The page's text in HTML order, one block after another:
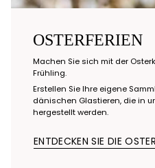
OSTERFERIEN
Machen Sie sich mit der
Frühling.
Erstellen Sie Ihre eigene
dänischen Glastieren, die in
hergestellt werden.
ENTDECKEN SIE DIE